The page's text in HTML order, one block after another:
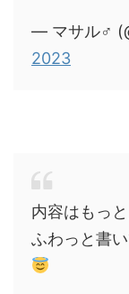
— マサル♂
2023
内容はもっ
ふわっと書